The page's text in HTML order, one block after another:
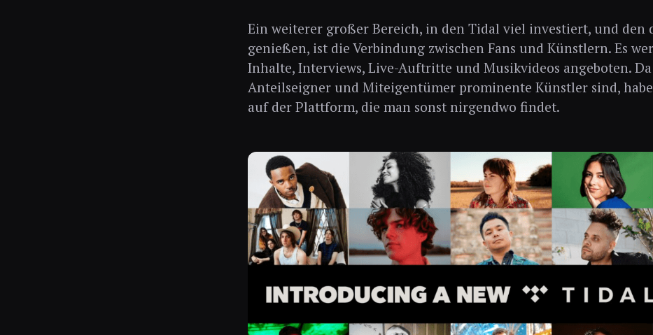
Ein weiterer großer Bereich, in den Tidal viel investiert, und den
genießen, ist die Verbindung zwischen Fans und Künstlern. Es
Inhalte, Interviews, Live-Auftritte und Musikvideos angeboten.
Anteilseigner und Miteigentümer prominente Künstler sind,
auf der Plattform, die man sonst nirgendwo findet.